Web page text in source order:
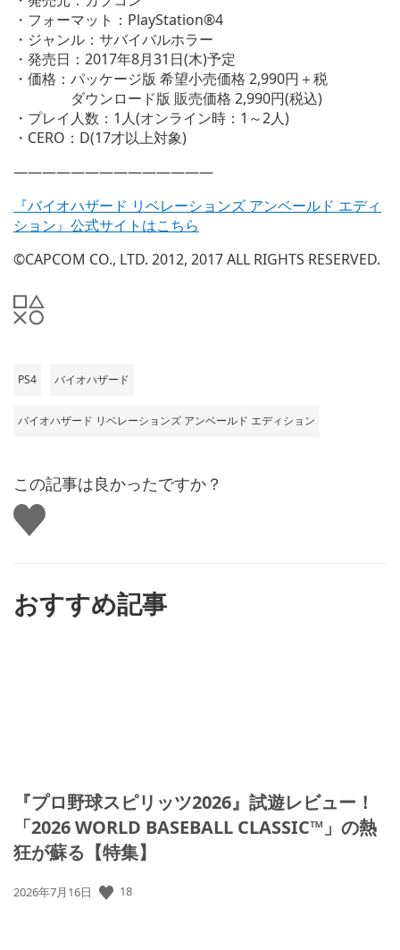
・フォーマット：PlayStation®4
・ジャンル：サバイバルホラー
・発売日：2017年8月31日(木)予定
・価格：パッケージ版 希望小売価格 2,990円＋税
ダウンロード版 販売価格 2,990円(税込)
・プレイ人数：1人(オンライン時：1～2人)
・CERO：D(17才以上対象)
——————————————
『バイオハザード リベレーションズ アンベールド エディ
ション』公式サイトはこちら
©CAPCOM CO., LTD. 2012, 2017 ALL RIGHTS RESERVED.
PS4 バイオハザード
バイオハザード リベレーションズ アンベールド エディション
この記事は良かったですか？
い
い
おすすめ記事
『プロ野球スピリッツ2026』試遊レビュー！
「2026 WORLD BASEBALL CLASSIC™」の熱
狂が蘇る【特集】
公
2026年7月16日 18